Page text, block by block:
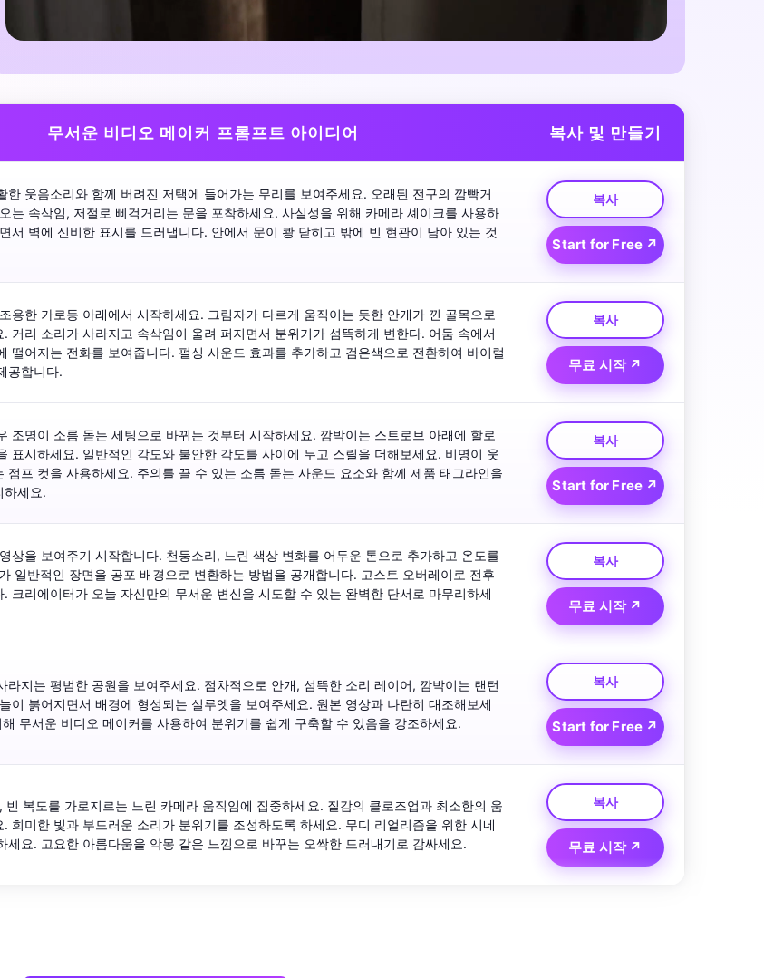
무서운 비디오 메이커 프롬프트 아이디어 복사 및 만들기
한 웃음소리와 함께 버려진 저택에 들어가는 무리를 보여주세요. 오래된 전구의 깜빡거
는 속삭임, 저절로 삐걱거리는 문을 포착하세요. 사실성을 위해 카메라 셰이크를 사용하
서 벽에 신비한 표시를 드러냅니다. 안에서 문이 쾅 닫히고 밖에 빈 현관이 남아 있는 것
복사
Start for Free ↗
용한 가로등 아래에서 시작하세요. 그림자가 다르게 움직이는 듯한 안개가 낀 골목으로
. 거리 소리가 사라지고 속삭임이 울려 퍼지면서 분위기가 섬뜩하게 변한다. 어둠 속에서
떨어지는 전화를 보여줍니다. 펄싱 사운드 효과를 추가하고 검은색으로 전환하여 바이럴
공합니다.
복사
무료 시작 ↗
조명이 소름 돋는 세팅으로 바뀌는 것부터 시작하세요. 깜박이는 스트로브 아래에 할로
표시하세요. 일반적인 각도와 불안한 각도를 사이에 두고 스릴을 더해보세요. 비명이 웃
점프 컷을 사용하세요. 주의를 끌 수 있는 소름 돋는 사운드 요소와 함께 제품 태그라인을
하세요.
복사
Start for Free ↗
상을 보여주기 시작합니다. 천둥소리, 느린 색상 변화를 어두운 톤으로 추가하고 온도를
일반적인 장면을 공포 배경으로 변환하는 방법을 공개합니다. 고스트 오버레이로 전후
. 크리에이터가 오늘 자신만의 무서운 변신을 시도할 수 있는 완벽한 단서로 마무리하세
복사
무료 시작 ↗
라지는 평범한 공원을 보여주세요. 점차적으로 안개, 섬뜩한 소리 레이어, 깜박이는 랜턴
이 붉어지면서 배경에 형성되는 실루엣을 보여주세요. 원본 영상과 나란히 대조해보세
무서운 비디오 메이커를 사용하여 분위기를 쉽게 구축할 수 있음을 강조하세요.
복사
Start for Free ↗
빈 복도를 가로지르는 느린 카메라 움직임에 집중하세요. 질감의 클로즈업과 최소한의 움
. 희미한 빛과 부드러운 소리가 분위기를 조성하도록 하세요. 무디 리얼리즘을 위한 시네
세요. 고요한 아름다움을 악몽 같은 느낌으로 바꾸는 오싹한 드러내기로 감싸세요.
복사
무료 시작 ↗